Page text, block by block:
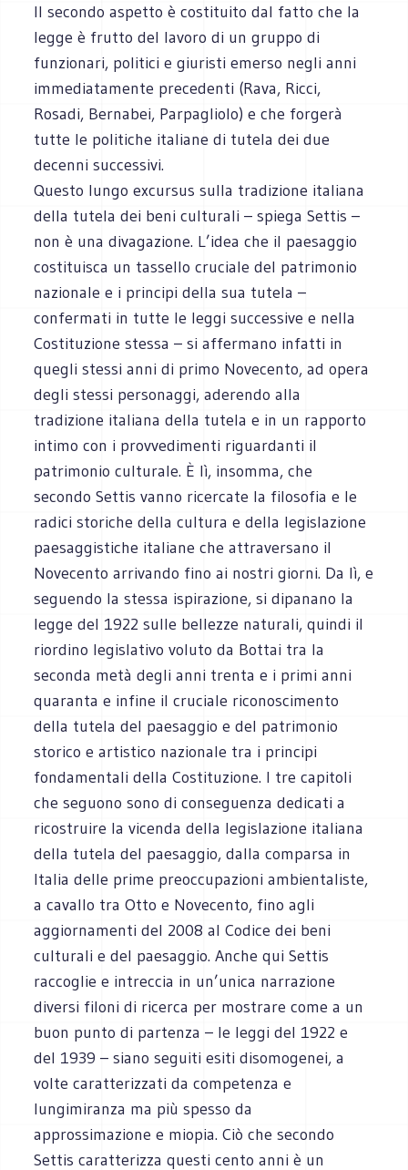
Il secondo aspetto è costituito dal fatto che la
legge è frutto del lavoro di un gruppo di
funzionari, politici e giuristi emerso negli anni
immediatamente precedenti (Rava, Ricci,
Rosadi, Bernabei, Parpagliolo) e che forgerà
tutte le politiche italiane di tutela dei due
decenni successivi.
Questo lungo excursus sulla tradizione italiana
della tutela dei beni culturali – spiega Settis –
non è una divagazione. L’idea che il paesaggio
costituisca un tassello cruciale del patrimonio
nazionale e i principi della sua tutela –
confermati in tutte le leggi successive e nella
Costituzione stessa – si affermano infatti in
quegli stessi anni di primo Novecento, ad opera
degli stessi personaggi, aderendo alla
tradizione italiana della tutela e in un rapporto
intimo con i provvedimenti riguardanti il
patrimonio culturale. È lì, insomma, che
secondo Settis vanno ricercate la filosofia e le
radici storiche della cultura e della legislazione
paesaggistiche italiane che attraversano il
Novecento arrivando fino ai nostri giorni. Da lì, e
seguendo la stessa ispirazione, si dipanano la
legge del 1922 sulle bellezze naturali, quindi il
riordino legislativo voluto da Bottai tra la
seconda metà degli anni trenta e i primi anni
quaranta e infine il cruciale riconoscimento
della tutela del paesaggio e del patrimonio
storico e artistico nazionale tra i principi
fondamentali della Costituzione. I tre capitoli
che seguono sono di conseguenza dedicati a
ricostruire la vicenda della legislazione italiana
della tutela del paesaggio, dalla comparsa in
Italia delle prime preoccupazioni ambientaliste,
a cavallo tra Otto e Novecento, fino agli
aggiornamenti del 2008 al Codice dei beni
culturali e del paesaggio. Anche qui Settis
raccoglie e intreccia in un’unica narrazione
diversi filoni di ricerca per mostrare come a un
buon punto di partenza – le leggi del 1922 e
del 1939 – siano seguiti esiti disomogenei, a
volte caratterizzati da competenza e
lungimiranza ma più spesso da
approssimazione e miopia. Ciò che secondo
Settis caratterizza questi cento anni è un